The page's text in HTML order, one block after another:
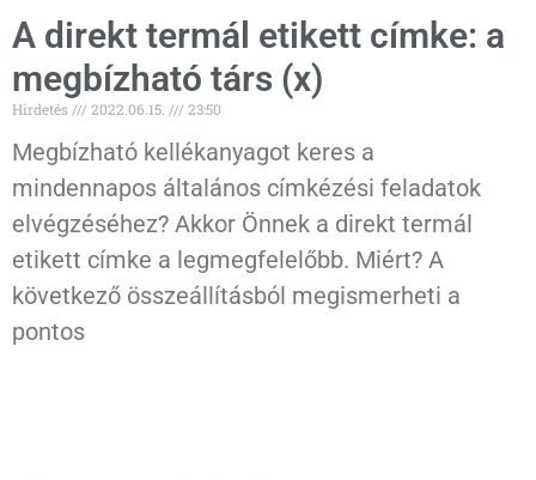
A direkt termál etikett címke: a
megbízható társ (x)
Hirdetés 2022.06.15. 23:50
Megbízható kellékanyagot keres a
mindennapos általános címkézési feladatok
elvégzéséhez? Akkor Önnek a direkt termál
etikett címke a legmegfelelőbb. Miért? A
következő összeállításból megismerheti a
pontos